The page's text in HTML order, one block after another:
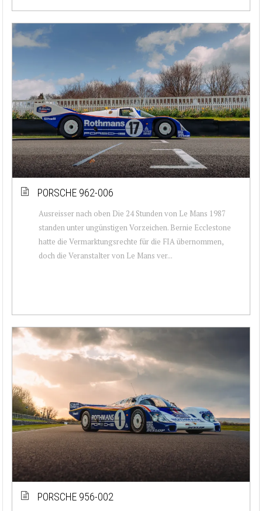
PORSCHE 962-006
Ausreisser nach oben Die 24 Stunden von Le Mans 1987
standen unter ungünstigen Vorzeichen. Bernie Ecclestone
hatte die Vermarktungsrechte für die FIA übernommen,
doch die Veranstalter von Le Mans ver...
PORSCHE 956-002